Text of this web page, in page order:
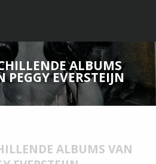
ALBUMS
PEGGY EVERSTEIJN
ALBUMS VAN